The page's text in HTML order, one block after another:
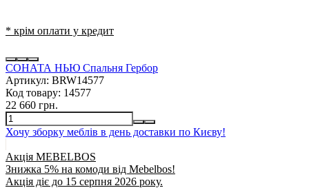
* крім оплати у кредит
СОНАТА НЬЮ Спальня Гербор
Артикул: BRW14577
Код товару: 14577
22 660 грн.
Хочу зборку меблів в день доставки по Києву!
Акція MEBELBOS
Знижка 5% на комоди від Mebelbos!
Акція діє до 15 серпня 2026 року.